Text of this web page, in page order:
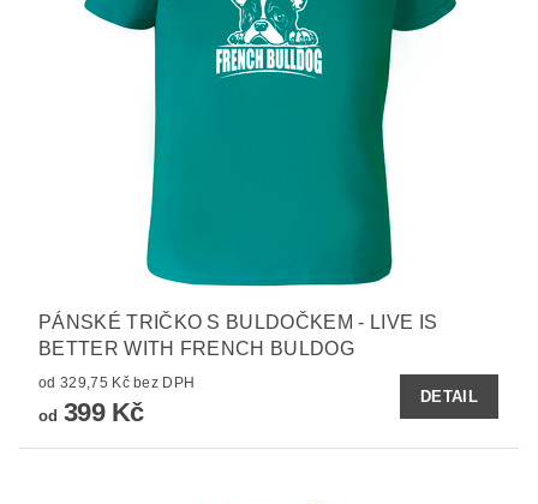
PÁNSKÉ TRIČKO S BULDOČKEM - LIVE IS
BETTER WITH FRENCH BULDOG
od 329,75 Kč bez DPH
od 399 Kč
DETAIL